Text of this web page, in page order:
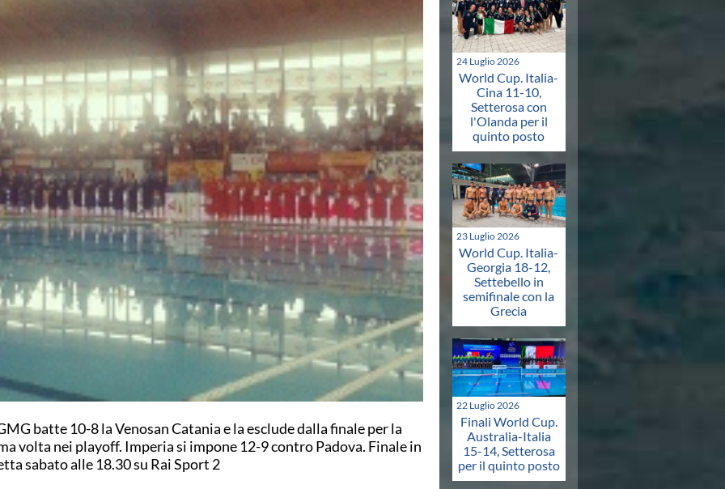
batte 10-8 la Venosan Catania e la esclude dalla finale per la
volta nei playoff. Imperia si impone 12-9 contro Padova. Finale in
sabato alle 18.30 su Rai Sport 2
24 Luglio 2026
World Cup. Italia-
Cina 11-10,
Setterosa con
l'Olanda per il
quinto posto
23 Luglio 2026
World Cup. Italia-
Georgia 18-12,
Settebello in
semifinale con la
Grecia
22 Luglio 2026
Finali World Cup.
Australia-Italia
15-14, Setterosa
per il quinto posto